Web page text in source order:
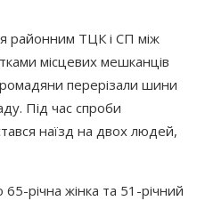
районним ТЦК і СП між
місцевих мешканців
перерізали шини
Під час спроби
наїзд на двох людей,
65-річна жінка та 51-річний